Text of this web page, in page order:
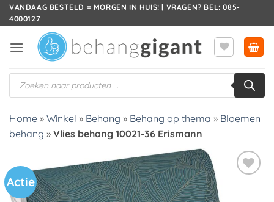
Ga
naar
VANDAAG BESTELD = MORGEN IN HUIS! | VRAGEN? BEL: 085-
4000127
Producten
zoeken
Home » Winkel » Behang » Behang op thema » Bloemen
behang » Vlies behang 10021-36 Erismann
Actie
Toevoegen